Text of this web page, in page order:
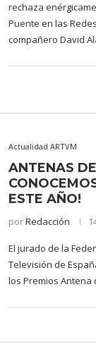
rechaza
Puente en las
compañero David
Actualidad ARTVM
ANTENAS
ESTE AÑO!
porRedacción
El jurado de la
Televisión de
los Premios Antena